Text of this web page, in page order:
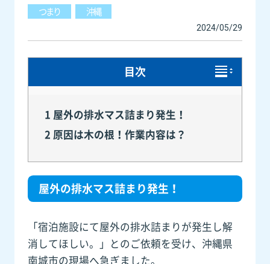
つまり
沖縄
2024/05/29
目次
1 屋外の排水マス詰まり発生！
2 原因は木の根！作業内容は？
屋外の排水マス詰まり発生！
「宿泊施設にて屋外の排水詰まりが発生し解
消してほしい。」とのご依頼を受け、沖縄県
南城市の現場へ急ぎました。